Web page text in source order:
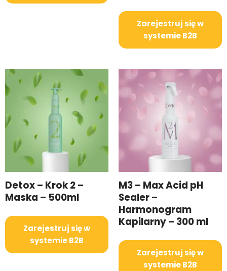
Zarejestruj się w
systemie B2B
Detox – Krok 2 –
Maska – 500ml
Zarejestruj się w
systemie B2B
M3 – Max Acid pH
Sealer –
Harmonogram
Kapilarny – 300 ml
Zarejestruj się w
systemie B2B